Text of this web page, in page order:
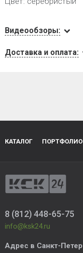
Видеообзоры:
Доставка и оплата:
КАТАЛОГ ПОРТФОЛИО
8 (812) 448-65-75
info@ksk24.ru
Адрес в Санкт-